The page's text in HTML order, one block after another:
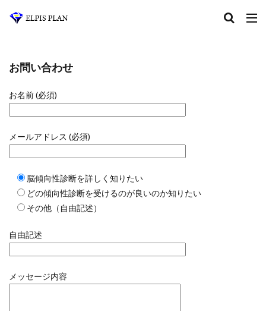
お問い合わせ
お名前 (必須)
メールアドレス (必須)
脳傾向性診断を詳しく知りたい
どの傾向性診断を受けるのが良いのか知りたい
その他（自由記述）
自由記述
メッセージ内容